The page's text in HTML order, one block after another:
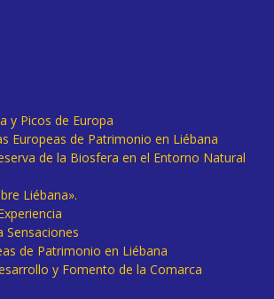
y Picos de Europa
Europeas de Patrimonio en Liébana
de la Biosfera en el Entorno Natural
Liébana».
Sensaciones
de Patrimonio en Liébana
y Fomento de la Comarca